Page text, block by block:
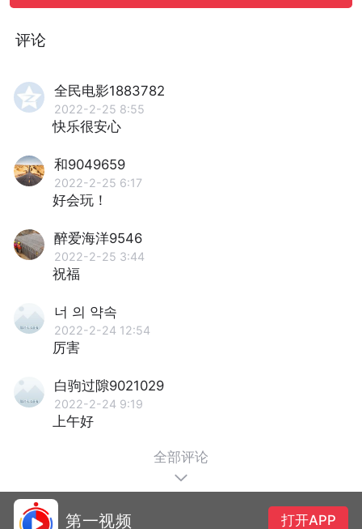
评论
全民电影1883782
2022-2-25 8:55
快乐很安心
和9049659
2022-2-25 6:17
好会玩！
醉爱海洋9546
2022-2-25 3:44
祝福
너 의 약속
2022-2-24 12:54
厉害
白驹过隙9021029
2022-2-24 9:19
上午好
全部评论
第一视频 打开APP